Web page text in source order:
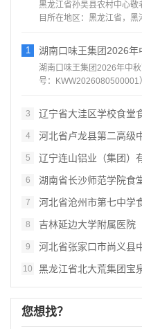
黑龙江省孙吴县农村中心敬
目所在地区：黑龙江省，
1 湖南口味王集团2026年
湖南口味王集团2026年中
号：KWW2026080500001
3 辽宁省大洼区学校食堂
4 河北省卢龙县第二高级
5 辽宁连山铝业（集团）
6 湖南省长沙师范学院食
7 河北省沧州市第七中学
8 吉林延边大学附属医院
9 河北省张家口市尚义县
10 黑龙江省北大荒集团宝
您想找？